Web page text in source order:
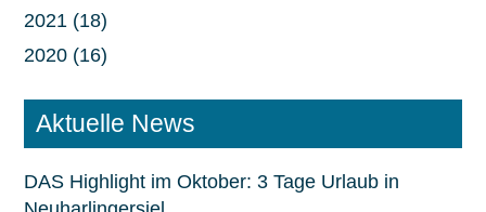
2021 (18)
2020 (16)
Aktuelle News
DAS Highlight im Oktober: 3 Tage Urlaub in